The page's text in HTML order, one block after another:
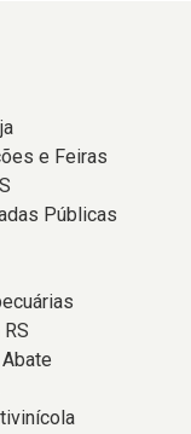
e Feiras
Públicas